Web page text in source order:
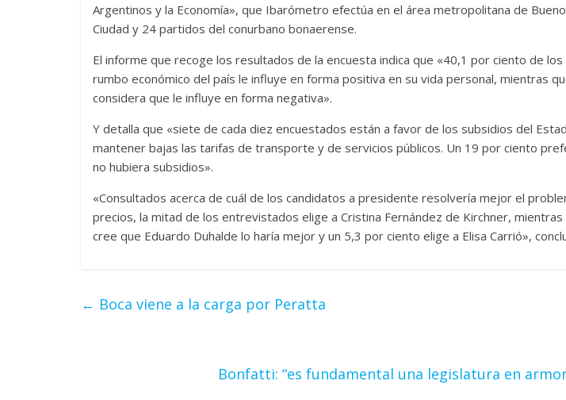
Argentinos y la Economía», que Ibarómetro efectúa en el área metropolitana de
Ciudad y 24 partidos del conurbano bonaerense.
El informe que recoge los resultados de la encuesta indica que «40,1 por ciento de
rumbo económico del país le influye en forma positiva en su vida personal, mientras
considera que le influye en forma negativa».
Y detalla que «siete de cada diez encuestados están a favor de los subsidios del
mantener bajas las tarifas de transporte y de servicios públicos. Un 19 por ciento
no hubiera subsidios».
«Consultados acerca de cuál de los candidatos a presidente resolvería mejor el
precios, la mitad de los entrevistados elige a Cristina Fernández de Kirchner,
cree que Eduardo Duhalde lo haría mejor y un 5,3 por ciento elige a Elisa Carrió»,
← Boca viene a la carga por Peratta
Bonfatti: “es fundamental una legislatura en